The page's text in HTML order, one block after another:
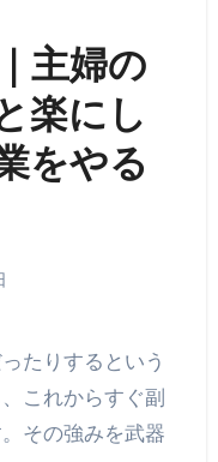
主婦の
楽にし
をやる
これからすぐ副
その強みを武器